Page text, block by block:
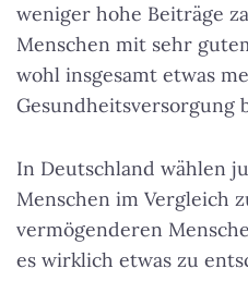
weniger hohe Beiträge
Menschen mit sehr
wohl insgesamt etwas
Gesundheitsversorgung
In Deutschland wählen
Menschen im Vergleich
vermögenderen
es wirklich etwas zu